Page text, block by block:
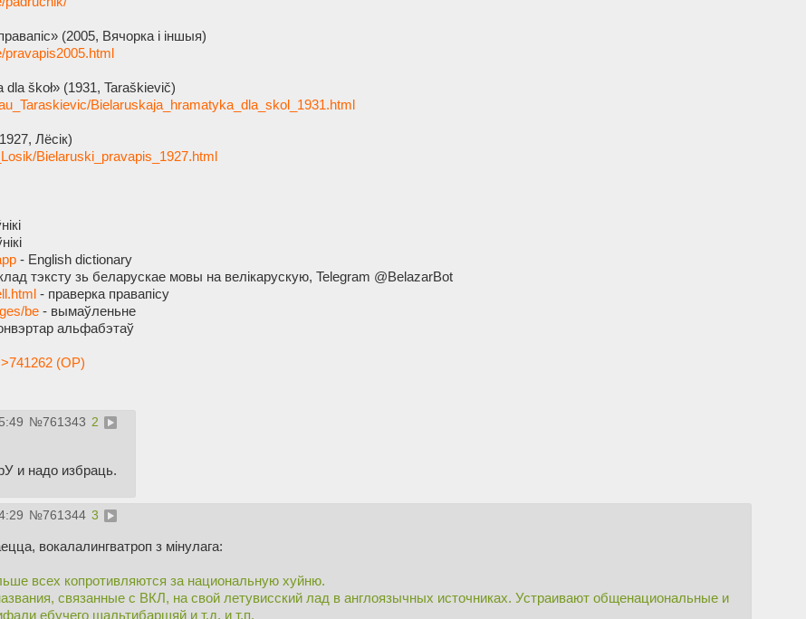
(2005, Вячорка і іншыя)
pravapis2005.html
dla škoł» (1931, Taraškievič)
Bielaruskaja_hramatyka_dla_skol_1931.html
Лёсік)
Bielaruski_pravapis_1927.html
- English dictionary
тэксту зь беларускае мовы на велікарускую, Telegram @BelazarBot
- праверка правапісу
be - вымаўленьне
альфабэтаў
(OP)
№761343 2
и надо избраць.
№761344 3
вокалалингватроп з мінулага:
всех копротивляются за национальную хуйню.
связанные с ВКЛ, на свой летувисский лад в англоязычных источниках. Устраивают общенациональные и
ебучего шальтибарщяй и т.д. и т.п.